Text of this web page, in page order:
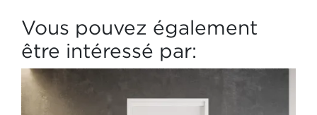
Vous pouvez également
être intéressé par: